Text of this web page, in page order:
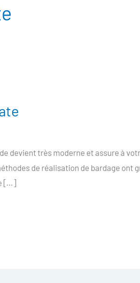
devient très moderne et assure à
de réalisation de bardage ont
[…]